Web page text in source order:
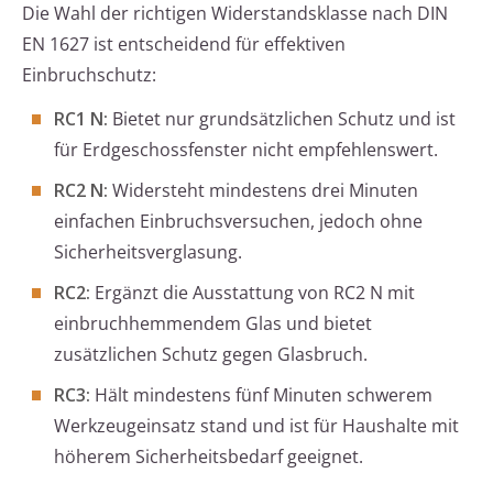
Die Wahl der richtigen Widerstandsklasse nach DIN
EN 1627 ist entscheidend für effektiven
Einbruchschutz:
RC1 N: Bietet nur grundsätzlichen Schutz und ist
für Erdgeschossfenster nicht empfehlenswert.
RC2 N: Widersteht mindestens drei Minuten
einfachen Einbruchsversuchen, jedoch ohne
Sicherheitsverglasung.
RC2: Ergänzt die Ausstattung von RC2 N mit
einbruchhemmendem Glas und bietet
zusätzlichen Schutz gegen Glasbruch.
RC3: Hält mindestens fünf Minuten schwerem
Werkzeugeinsatz stand und ist für Haushalte mit
höherem Sicherheitsbedarf geeignet.